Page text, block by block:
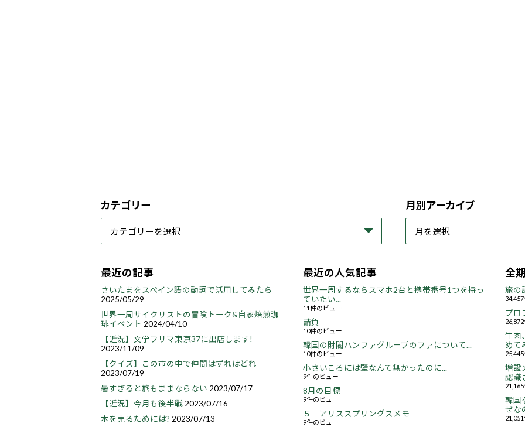
カテゴリー 月別アーカイブ
最近の記事
さいたまをスペイン語の動詞で活用してみたら
2025/05/29
世界一周サイクリストの冒険トーク&自家焙煎珈
琲イベント 2024/04/10
【近況】文学フリマ東京37に出店します!
2023/11/09
【クイズ】この市の中で仲間はずれはどれ
2023/07/19
暑すぎると旅もままならない 2023/07/17
【近況】今月も後半戦 2023/07/16
本を売るためには? 2023/07/13
最近の人気記事
世界一周するならスマホ2台と携帯番号1つを持っ
ていたい...
11件のビュー
請負
10件のビュー
韓国の財閥ハンファグループのファについて...
10件のビュー
小さいころには壁なんて無かったのに...
9件のビュー
8月の目標
9件のビュー
５ アリススプリングスメモ
9件のビュー
全
旅の
プロ
牛肉
めて
増設
認識
韓国
ぜな